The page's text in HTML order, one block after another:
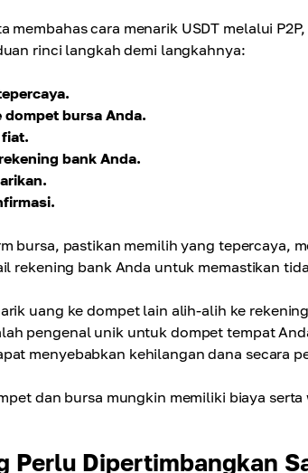
membahas cara menarik USDT melalui
rinci langkah demi langkahnya:
dompet bursa Anda.
bank Anda.
bursa, pastikan memilih yang tepercaya,
rekening bank Anda untuk memastikan
uang ke dompet lain alih-alih ke
pengenal unik untuk dompet tempat
menyebabkan kehilangan dana secara
dan bursa mungkin memiliki biaya
Perlu Dipertimbangkan